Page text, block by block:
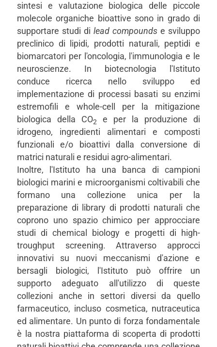
sintesi e valutazione biologica delle piccole
molecole organiche bioattive sono in grado di
supportare studi di lead compounds e sviluppo
preclinico di lipidi, prodotti naturali, peptidi e
biomarcatori per l'oncologia, l'immunologia e le
neuroscienze. In biotecnologia l'Istituto
conduce ricerca nello sviluppo ed
implementazione di processi basati su enzimi
estremofili e whole-cell per la mitigazione
biologica della CO2
e per la produzione di
idrogeno, ingredienti alimentari e composti
funzionali e/o bioattivi dalla conversione di
matrici naturali e residui agro-alimentari.
Inoltre, l'Istituto ha una banca di campioni
biologici marini e microorganismi coltivabili che
formano una collezione unica per la
preparazione di library di prodotti naturali che
coprono uno spazio chimico per approcciare
studi di chemical biology e progetti di high-
troughput screening. Attraverso approcci
innovativi su nuovi meccanismi d'azione e
bersagli biologici, l'Istituto può offrire un
supporto adeguato all'utilizzo di queste
collezioni anche in settori diversi da quello
farmaceutico, incluso cosmetica, nutraceutica
ed alimentare. Un punto di forza fondamentale
è la nostra piattaforma di scoperta di prodotti